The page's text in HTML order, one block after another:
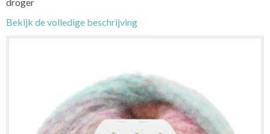
Bekijk de volledige beschrijving